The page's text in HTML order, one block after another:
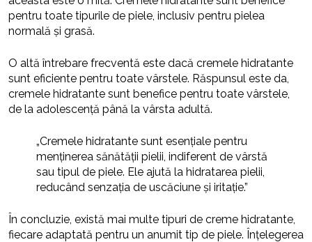
pentru toate tipurile de piele, inclusiv pentru pielea
normală și grasă.
O altă întrebare frecventă este dacă cremele hidratante
sunt eficiente pentru toate vârstele. Răspunsul este da,
cremele hidratante sunt benefice pentru toate vârstele,
de la adolescență până la vârsta adultă.
„Cremele hidratante sunt esențiale pentru
menținerea sănătății pielii, indiferent de vârstă
sau tipul de piele. Ele ajută la hidratarea pielii,
reducând senzația de uscăciune și iritație.”
În concluzie, există mai multe tipuri de creme hidratante,
fiecare adaptată pentru un anumit tip de piele. Înțelegerea